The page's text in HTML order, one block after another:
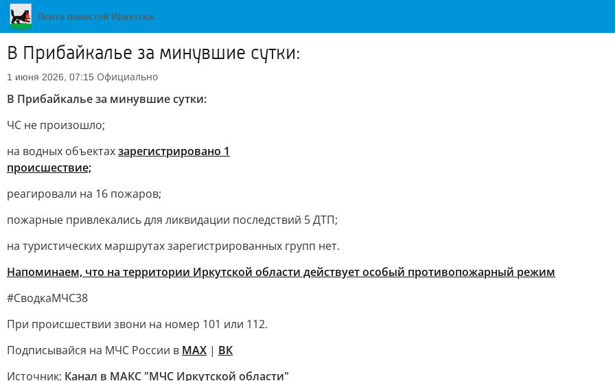
В Прибайкалье за минувшие сутки:
1 июня 2026, 07:15 Официально
В Прибайкалье за минувшие сутки:
ЧС не произошло;
на водных объектахзарегистрировано 1
происшествие;
реагировали на 16 пожаров;
пожарные привлекались для ликвидации последствий 5 ДТП;
на туристических маршрутах зарегистрированных групп нет.
Напоминаем, что на территории Иркутской области действует особый противопожарный режим
#СводкаМЧС38
При происшествии звони на номер 101 или 112.
Подписывайся на МЧС России в MAX | ВК
Источник: Канал в МАКС "МЧС Иркутской области"